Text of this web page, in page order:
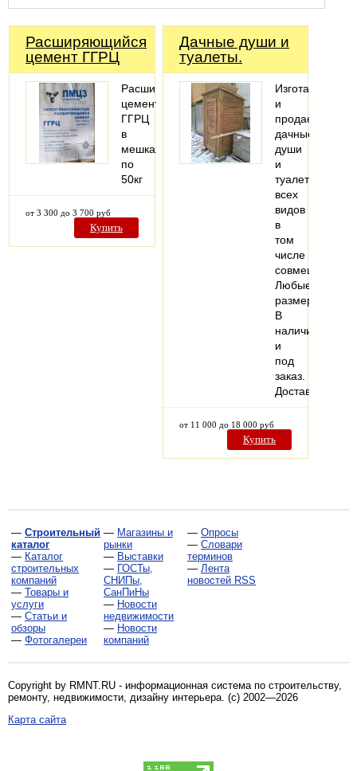
Расширяющийся
цемент ГГРЦ
Расширяющийся
цемент
ГГРЦ
в
мешках
по
50кг
от 3 300 до 3 700 руб
Купить
Дачные души и
туалеты.
Изготавливаем
и
продаем
дачные
души
и
туалеты
всех
видов
в
том
числе
совмещенные.
Любые
размеры.
В
наличии
и
под
заказ.
Доставка.
от 11 000 до 18 000 руб
Купить
— Строительный
каталог
— Каталог
строительных
компаний
— Товары и
услуги
— Статьи и
обзоры
— Фотогалереи
— Магазины и
рынки
— Выставки
— ГОСТы,
СНИПы,
СанПиНы
— Новости
недвижимости
— Новости
компаний
— Опросы
— Словари
терминов
— Лента
новостей RSS
Copyright by RMNT.RU - информационная система по строительству,
ремонту, недвижимости, дизайну интерьера. (c) 2002—2026
Карта сайта